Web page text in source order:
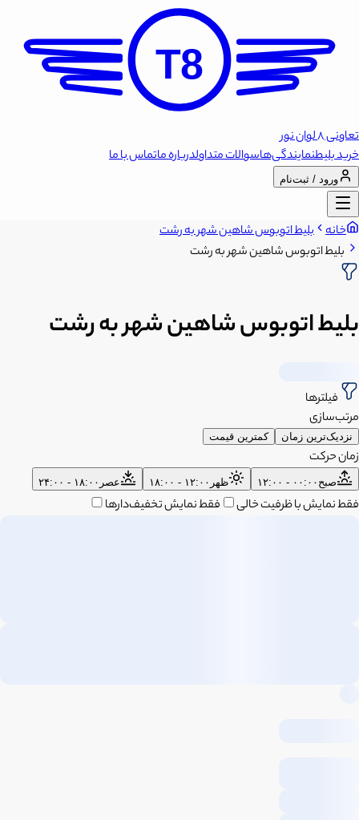
T8
تعاونی 8 لوان نور
خرید بلیطنمایندگی‌هاسوالات متداولدرباره ماتماس با ما
ورود / ثبت‌نام
خانه بلیط اتوبوس شاهین شهر به رشت
بلیط اتوبوس شاهین شهر به رشت
بلیط اتوبوس شاهین شهر به رشت
فیلترها
مرتب‌سازی
نزدیک‌ترین زمان کمترین قیمت
زمان حرکت
صبح ۰۰:۰۰ - ۱۲:۰۰ ظهر ۱۲:۰۰ - ۱۸:۰۰ عصر ۱۸:۰۰ - ۲۴:۰۰
فقط نمایش با ظرفیت خالی فقط نمایش تخفیف‌دارها